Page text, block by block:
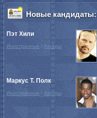
Новые кандидаты:
Пэт Хили
Иностранные / Актёры
Маркус Т. Полк
Иностранные / Актёры